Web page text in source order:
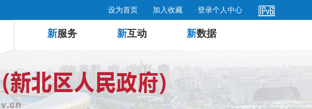
设为首页 加入收藏 登录个人中心
新服务 新互动 新数据